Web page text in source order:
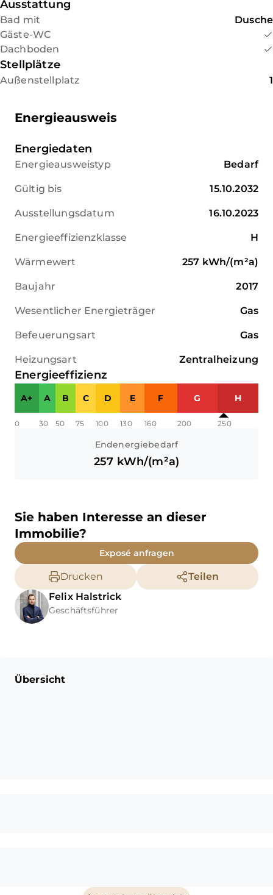
Ausstattung
Bad mit
Dusche
Gäste-WC
Dachboden
Stellplätze
Außenstellplatz 1
Energieausweis
Energiedaten
Energieausweistyp Bedarf
Gültig bis 15.10.2032
Ausstellungsdatum 16.10.2023
Energieeffizienzklasse H
Wärmewert 257 kWh/(m²a)
Baujahr 2017
Wesentlicher Energieträger Gas
Befeuerungsart Gas
Heizungsart Zentralheizung
Energieeffizienz
A+ A B C D E F G H
0 30 50 75 100 130 160 200 250
Endenergiebedarf
257 kWh/(m²a)
Sie haben Interesse an dieser
Immobilie?
Exposé anfragen
Drucken
Teilen
Felix Halstrick
Geschäftsführer
Übersicht